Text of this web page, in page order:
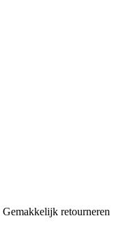
Gemakkelijk retourneren